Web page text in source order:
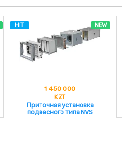
NEW
HIT
1 450 000
KZT
Приточная установка
подвесного типа NVS